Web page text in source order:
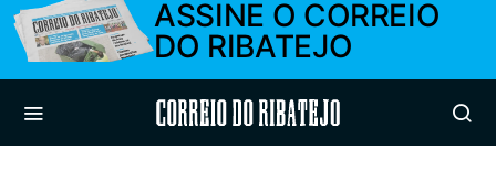
ASSINE O CORREIO
DO RIBATEJO
Correio do Ribatejo